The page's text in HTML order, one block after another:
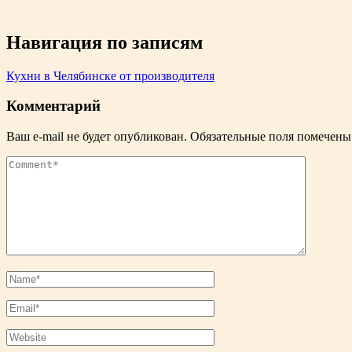
Навигация по записям
Кухни в Челябинске от производителя
Комментарий
Ваш e-mail не будет опубликован. Обязательные поля